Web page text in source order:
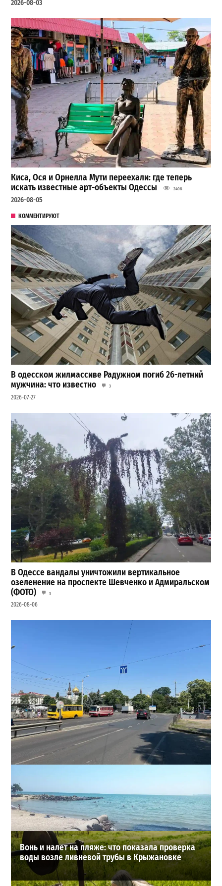
2026-08-03
Киса, Ося и Орнелла Мути переехали: где теперь
искать известные арт-объекты Одессы
2408
2026-08-05
КОММЕНТИРУЮТ
В одесском жилмассиве Радужном погиб 26-летний
мужчина: что известно
3
2026-07-27
В Одессе вандалы уничтожили вертикальное
озеленение на проспекте Шевченко и Адмиральском
(ФОТО)
3
2026-08-06
движения: что важно знать водителям
2026-08-08
ВИБОР РЕДАКЦИИ
Вонь и налет на пляже: что показала проверка
воды возле ливневой трубы в Крыжановке